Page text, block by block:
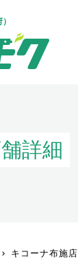
詳細
keyboard_arrow_right キコーナ布施店